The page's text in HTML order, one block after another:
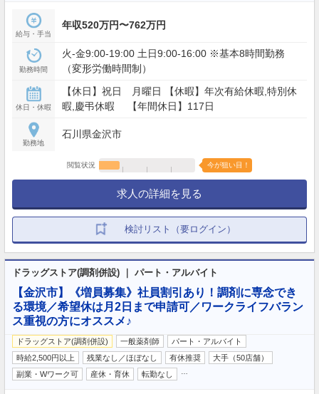
給与・手当
年収520万円〜762万円
勤務時間
火-金9:00-19:00 土日9:00-16:00 ※基本8時間勤務
（変形労働時間制）
休日・休暇
【休日】祝日 月曜日 【休暇】年次有給休暇,特別休
暇,慶弔休暇 【年間休日】117日
勤務地
石川県金沢市
閲覧状況 今が狙い目！
求人の詳細を見る
検討リスト（要ログイン）
ドラッグストア(調剤併設) ｜ パート・アルバイト
【金沢市】《増員募集》社員割引あり！調剤に専念でき
る環境／希望休は月2日まで申請可／ワークライフバラン
ス重視の方にオススメ♪
ドラッグストア(調剤併設) 一般薬剤師
パート・アルバイト
時給2,500円以上
残業なし／ほぼなし 有休推奨
大手（50店舗）
副業・Wワーク可
産休・育休 転勤なし